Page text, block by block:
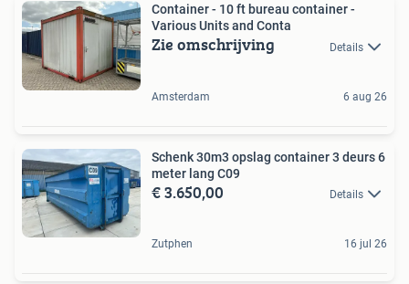
Container - 10 ft bureau container -
Various Units and Conta
Zie omschrijving Details
Amsterdam 6 aug 26
Schenk 30m3 opslag container 3 deurs 6
meter lang C09
€ 3.650,00 Details
Zutphen 16 jul 26